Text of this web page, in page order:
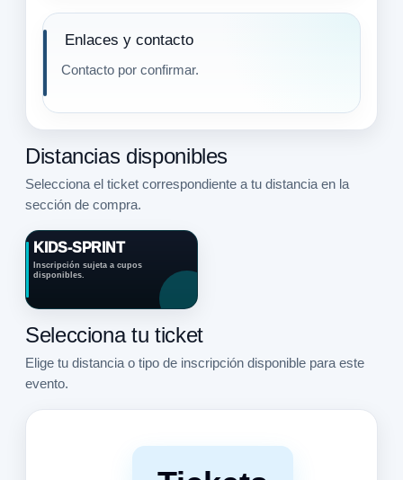
Enlaces y contacto
Contacto por confirmar.
Distancias disponibles
Selecciona el ticket correspondiente a tu distancia en la
sección de compra.
KIDS-SPRINT
Inscripción sujeta a cupos
disponibles.
Selecciona tu ticket
Elige tu distancia o tipo de inscripción disponible para este
evento.